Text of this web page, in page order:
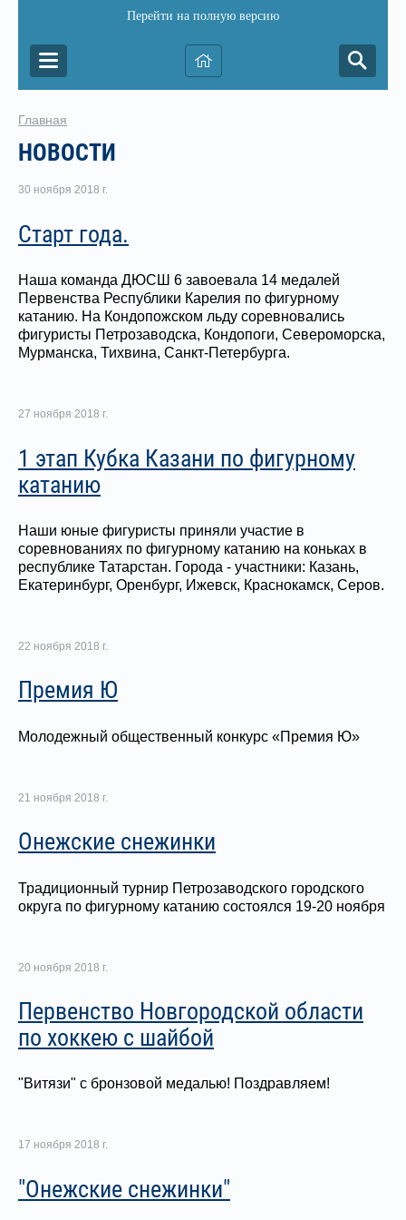
Перейти на полную версию
Главная
НОВОСТИ
30 ноября 2018 г.
Старт года.
Наша команда ДЮСШ 6 завоевала 14 медалей
Первенства Республики Карелия по фигурному
катанию. На Кондопожском льду соревновались
фигуристы Петрозаводска, Кондопоги, Североморска,
Мурманска, Тихвина, Санкт-Петербурга.
27 ноября 2018 г.
1 этап Кубка Казани по фигурному
катанию
Наши юные фигуристы приняли участие в
соревнованиях по фигурному катанию на коньках в
республике Татарстан. Города - участники: Казань,
Екатеринбург, Оренбург, Ижевск, Краснокамск, Серов.
22 ноября 2018 г.
Премия Ю
Молодежный общественный конкурс «Премия Ю»
21 ноября 2018 г.
Онежские снежинки
Традиционный турнир Петрозаводского городского
округа по фигурному катанию состоялся 19-20 ноября
20 ноября 2018 г.
Первенство Новгородской области
по хоккею с шайбой
"Витязи" с бронзовой медалью! Поздравляем!
17 ноября 2018 г.
"Онежские снежинки"